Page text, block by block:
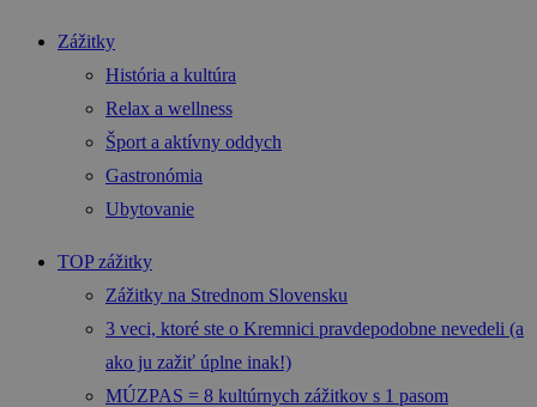
Zážitky
História a kultúra
Relax a wellness
Šport a aktívny oddych
Gastronómia
Ubytovanie
TOP zážitky
Zážitky na Strednom Slovensku
3 veci, ktoré ste o Kremnici pravdepodobne nevedeli (a
ako ju zažiť úplne inak!)
MÚZPAS = 8 kultúrnych zážitkov s 1 pasom